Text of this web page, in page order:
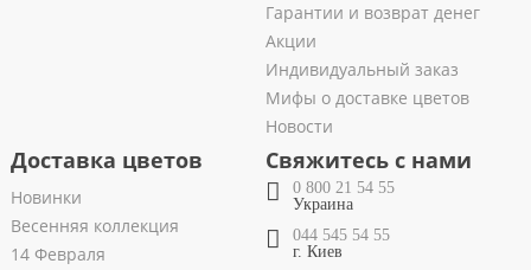
Гарантии и возврат денег
Акции
Индивидуальный заказ
Мифы о доставке цветов
Новости
Доставка цветов
Новинки
Весенняя коллекция
14 Февраля
Свяжитесь с нами
0 800 21 54 55
Украина
044 545 54 55
г. Киев